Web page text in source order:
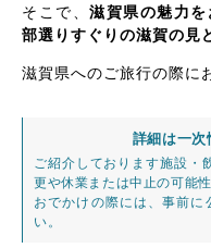
そこで、滋賀県の魅力
部選りすぐりの滋賀の見
滋賀県へのご旅行の際に
詳細は一次
ご紹介しております施設・
更や休業または中止の可能
おでかけの際には、事前に
い。